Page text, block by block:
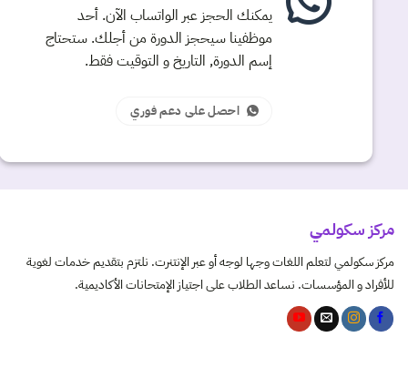
يمكنك الحجز عبر الواتساب الآن. أحد
موظفينا سيحجز الدورة من أجلك. ستحتاج
إسم الدورة, التاريخ و التوقيت فقط.
احصل على دعم فوري
مركز سكولمي
مركز سكولمي لتعلم اللغات وجها لوجه أو عبر الإنتنرت. نلتزم بتقديم خدمات لغوية
للأفراد و المؤسسات. نساعد الطلاب على اجتياز الإمتحانات الأكاديمية.